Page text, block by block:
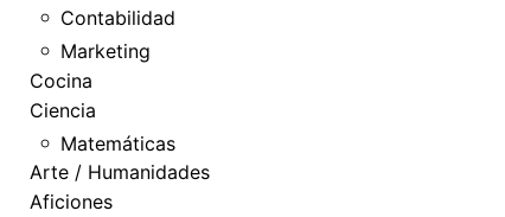
Contabilidad
Marketing
Cocina
Ciencia
Matemáticas
Arte / Humanidades
Aficiones